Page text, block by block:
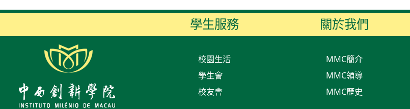
學生服務
校園生活
學生會
校友會
關於我們
MMC簡介
MMC領導
MMC歷史